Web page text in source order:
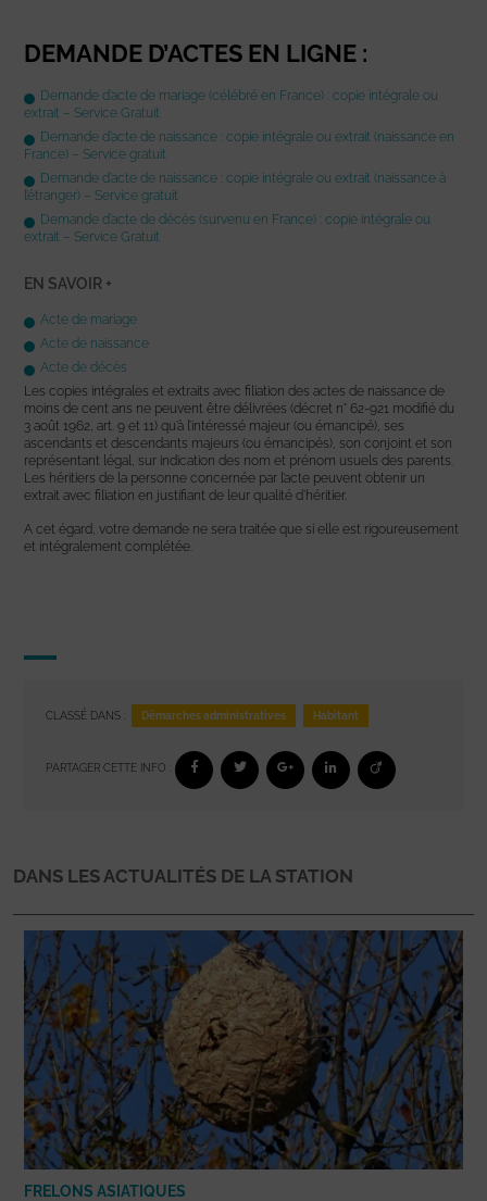
DEMANDE D’ACTES EN LIGNE :
Demande d’acte de mariage (célébré en France) : copie intégrale ou
extrait – Service Gratuit
Demande d’acte de naissance : copie intégrale ou extrait (naissance en
France) – Service gratuit
Demande d’acte de naissance : copie intégrale ou extrait (naissance à
l’étranger) – Service gratuit
Demande d’acte de décès (survenu en France) : copie intégrale ou
extrait – Service Gratuit
EN SAVOIR +
Acte de mariage
Acte de naissance
Acte de décès
Les copies intégrales et extraits avec filiation des actes de naissance de
moins de cent ans ne peuvent être délivrées (décret n° 62-921 modifié du
3 août 1962, art. 9 et 11) qu’à l’intéressé majeur (ou émancipé), ses
ascendants et descendants majeurs (ou émancipés), son conjoint et son
représentant légal, sur indication des nom et prénom usuels des parents.
Les héritiers de la personne concernée par l’acte peuvent obtenir un
extrait avec filiation en justifiant de leur qualité d’héritier.
A cet égard, votre demande ne sera traitée que si elle est rigoureusement
et intégralement complétée.
CLASSÉ DANS : Démarches administratives Habitant
PARTAGER CETTE INFO :
DANS LES ACTUALITÉS DE LA STATION
FRELONS ASIATIQUES